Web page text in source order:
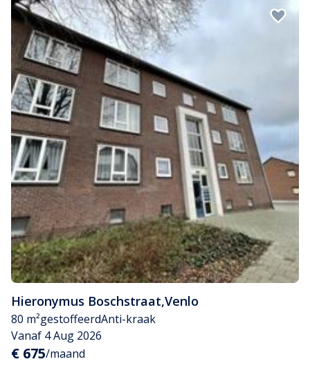
Hieronymus Boschstraat,Venlo
80 m²gestoffeerdAnti-kraak
Vanaf 4 Aug 2026
€ 675/maand